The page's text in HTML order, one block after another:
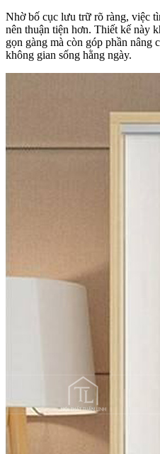
Nhờ bố cục lưu trữ rõ ràng, việc
nên thuận tiện hơn. Thiết kế này
gọn gàng mà còn góp phần nâng
không gian sống hằng ngày.